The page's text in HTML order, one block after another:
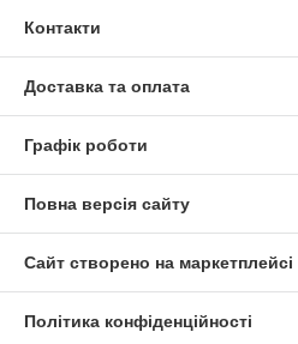
Контакти
Доставка та оплата
Графік роботи
Повна версія сайту
Сайт створено на маркетплейсі
Політика конфіденційності